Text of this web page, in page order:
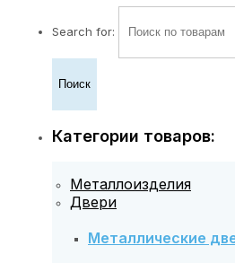
Search for:
Категории товаров:
Металлоизделия
Двери
Металлические